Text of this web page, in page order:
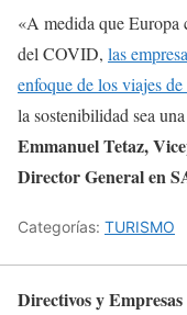
«A medida que Europa
del COVID, las
enfoque de los viajes
la sostenibilidad sea
Emmanuel Tetaz,
Director General en
Categorías: TURISMO
Directivos y Empresas